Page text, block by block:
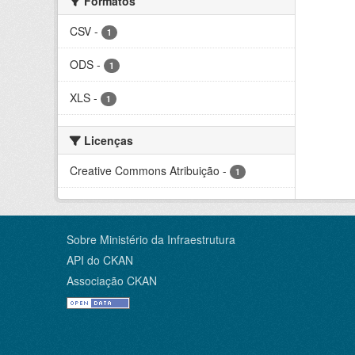
CSV - 1
ODS - 1
XLS - 1
Licenças
Creative Commons Atribuição - 1
Sobre Ministério da Infraestrutura
API do CKAN
Associação CKAN